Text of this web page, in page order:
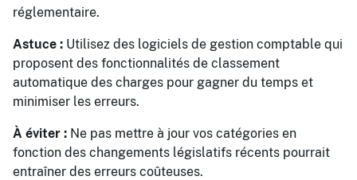
réglementaire.
Astuce : Utilisez des logiciels de gestion comptable qui
proposent des fonctionnalités de classement
automatique des charges pour gagner du temps et
minimiser les erreurs.
À éviter : Ne pas mettre à jour vos catégories en
fonction des changements législatifs récents pourrait
entraîner des erreurs coûteuses.